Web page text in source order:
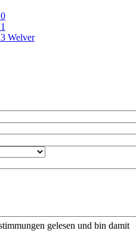
Welver
gelesen und bin damit